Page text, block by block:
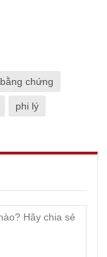
bằng chứng
phi lý